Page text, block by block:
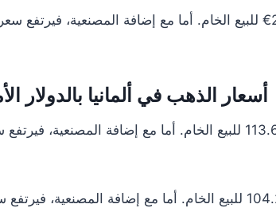
أسعار الذهب في ألمانيا بالدولار